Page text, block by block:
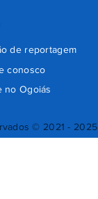
© 2021 - 2025
de reportagem
conosco
no Ogoiás